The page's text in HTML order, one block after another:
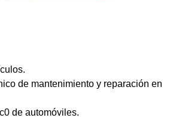
de mantenimiento y reparación en
de automóviles.